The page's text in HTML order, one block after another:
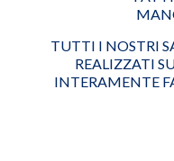
TUTTI I NOSTRI
REALIZZATI
INTERAMENTE